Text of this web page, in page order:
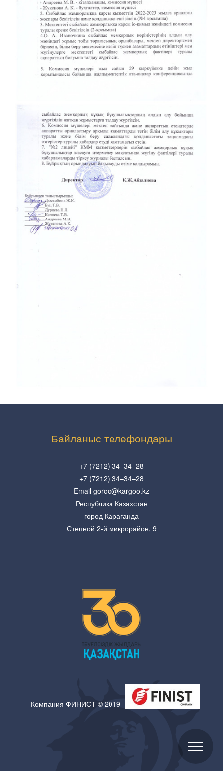
Байланыс телефондары
+7 (7212) 34–34–28
+7 (7212) 34–34–28
Email goroo@kargoo.kz
Республика Казахстан
город Караганда
Степной 2-й микрорайон, 9
Компания ФИНИСТ © 2019